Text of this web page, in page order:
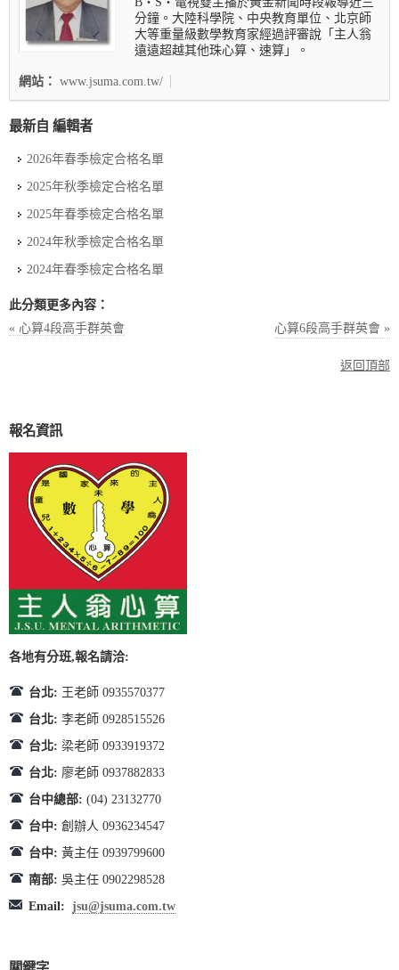
分鐘。大陸科學院、中央教育單位、北京師
大等重量級數學教育家經過評審說「主人翁
遠遠超越其他珠心算、速算」。
網站： www.jsuma.com.tw/
最新自 編輯者
2026年春季檢定合格名單
2025年秋季檢定合格名單
2025年春季檢定合格名單
2024年秋季檢定合格名單
2024年春季檢定合格名單
此分類更多內容：
« 心算4段高手群英會
心算6段高手群英會 »
返回頂部
報名資訊
各地有分班,報名請洽:
台北: 王老師 0935570377
台北: 李老師 0928515526
台北: 梁老師 0933919372
台北: 廖老師 0937882833
台中總部: (04) 23132770
台中: 創辦人 0936234547
台中: 黃主任 0939799600
南部: 吳主任 0902298528
Email: jsu@jsuma.com.tw